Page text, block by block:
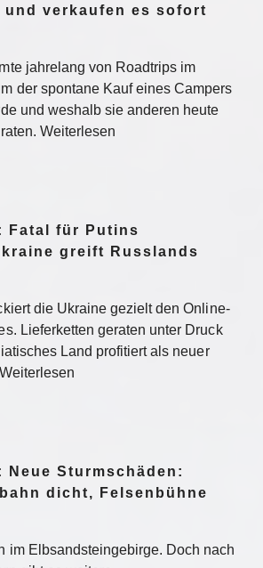
und verkaufen es sofort
jahrelang von Roadtrips im
der spontane Kauf eines Campers
und weshalb sie anderen heute
Weiterlesen
Fatal für Putins
greift Russlands
die Ukraine gezielt den Online-
Lieferketten geraten unter Druck
Land profitiert als neuer
Neue Sturmschäden:
dicht, Felsenbühne
im Elbsandsteingebirge. Doch nach